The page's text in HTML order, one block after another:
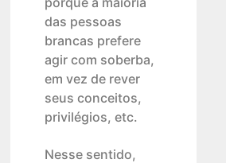
das pessoas
brancas prefere
agir com soberba,
em vez de rever
seus conceitos,
privilégios, etc.
Nesse sentido,